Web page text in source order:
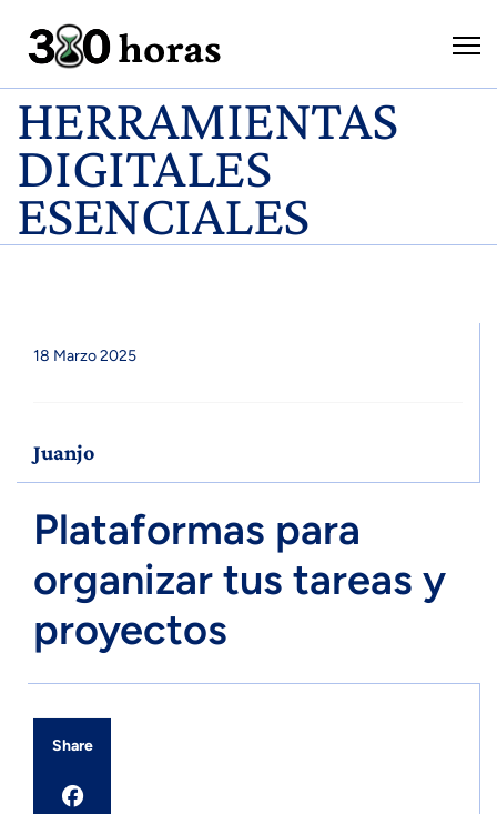
HERRAMIENTAS
DIGITALES
ESENCIALES
18 Marzo 2025
Juanjo
Plataformas para
organizar tus tareas y
proyectos
Share